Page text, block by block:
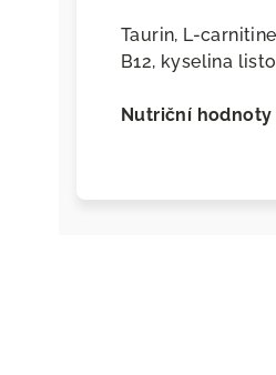
Taurin, L-
B12, kyselina
Nutriční hodnoty